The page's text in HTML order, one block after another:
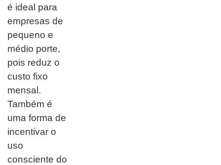
é ideal para
empresas de
pequeno e
médio porte,
pois reduz o
custo fixo
mensal.
Também é
uma forma de
incentivar o
uso
consciente do